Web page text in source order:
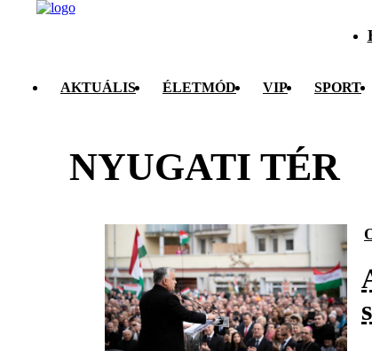
AKTUÁLIS ÉLETMÓD VIP SPORT
NYUGATI TÉR